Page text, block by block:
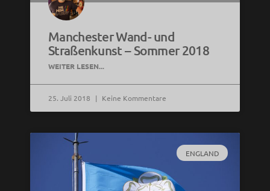
Manchester Wand- und
Straßenkunst – Sommer 2018
WEITER LESEN...
25. Juli 2018 Keine Kommentare
ENGLAND